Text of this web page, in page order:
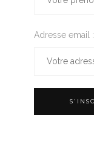
Adresse email :